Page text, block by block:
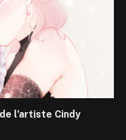
l’artiste Cindy